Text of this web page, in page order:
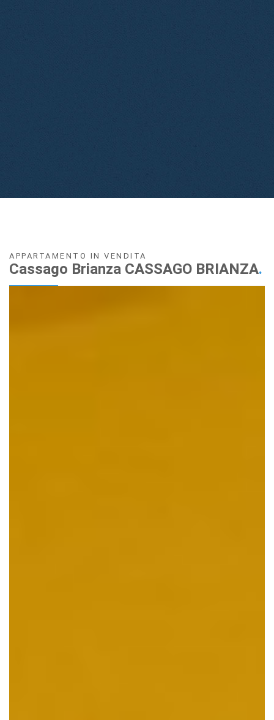
APPARTAMENTO IN VENDITA
Cassago Brianza CASSAGO BRIANZA.